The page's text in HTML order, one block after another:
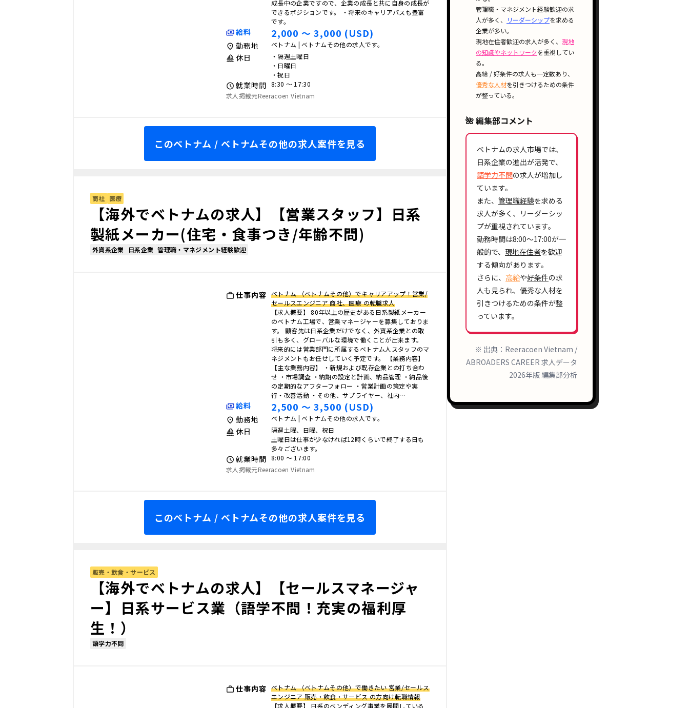
管理職・マネジメント経験歓迎の求
人が多く、
リーダーシップを求める
企業が多い。
現地在住者歓迎の求人が多く、 現地
の知識やネットワークを重視してい
る。
高給 / 好条件の求人も一定数あり、
優秀な人材を引きつけるための条件
が整っている。
🌺 編集部コメント
ベトナムの求人市場では、
日系企業の進出が活発で、
語学力不問の求人が増加し
ています。
また、 管理職経験を求める
求人が多く、
リーダーシッ
プが重視されています。
勤務時間は8:00〜17:00が一
般的で、 現地在住者を歓迎
する傾向があります。
さらに、 高給や好条件の求
人も見られ、優秀な人材を
引きつけるための条件が整
っています。
※ 出典：Reeracoen Vietnam /
ABROADERS CAREER 求人データ
2026年版 編集部分析
成長中の企業ですので、企業の成長と共に自身の成長が
できるポジションです。 ・将来のキャリアパスも豊富
です。
給料 2,000 〜 3,000 (USD)
勤務地 ベトナム | ベトナムその他の求人です。
休日
・隔週土曜日
・日曜日
・祝日
就業時間
8:30 〜 17:30
求人掲載元Reeracoen Vietnam
このベトナム / ベトナムその他の求人案件を見る
商社 医療
【海外でベトナムの求人】【営業スタッフ】日系
製紙メーカー(住宅・食事つき/年齢不問)
外資系企業 日系企業 管理職・マネジメント経験歓迎
仕事内容 ベトナム （ベトナムその他）でキャリアアップ！営業/
セールスエンジニア 商社、医療 の転職求人
【求人概要】 80年以上の歴史がある日系製紙メーカー
のベトナム工場で、営業マネージャーを募集しておりま
す。 顧客先は日系企業だけでなく、外資系企業との取
引も多く、グローバルな環境で働くことが出来ます。
将来的には営業部門に所属するベトナム人スタッフのマ
ネジメントもお任せしていく予定です。 【業務内容】
【主な業務内容】 ・新規および既存企業との打ち合わ
せ ・市場調査 ・納期の設定と計画、納品管理 ・納品後
の定期的なアフターフォロー ・営業計画の策定や実
行・改善活動 ・その他、サプライヤー、社内…
給料 2,500 〜 3,500 (USD)
勤務地 ベトナム | ベトナムその他の求人です。
休日
隔週土曜、日曜、祝日
土曜日は仕事が少なければ12時くらいで終了する日も
多々ございます。
就業時間
8:00 〜 17:00
求人掲載元Reeracoen Vietnam
このベトナム / ベトナムその他の求人案件を見る
販売・飲食・サービス
【海外でベトナムの求人】【セールスマネージャ
ー】日系サービス業（語学不問！充実の福利厚
生！）
語学力不問
仕事内容 ベトナム （ベトナムその他）で働きたい 営業/セールス
エンジニア 販売・飲食・サービス の方向け転職情報
【求人概要】 日系のベンディング事業を展開している